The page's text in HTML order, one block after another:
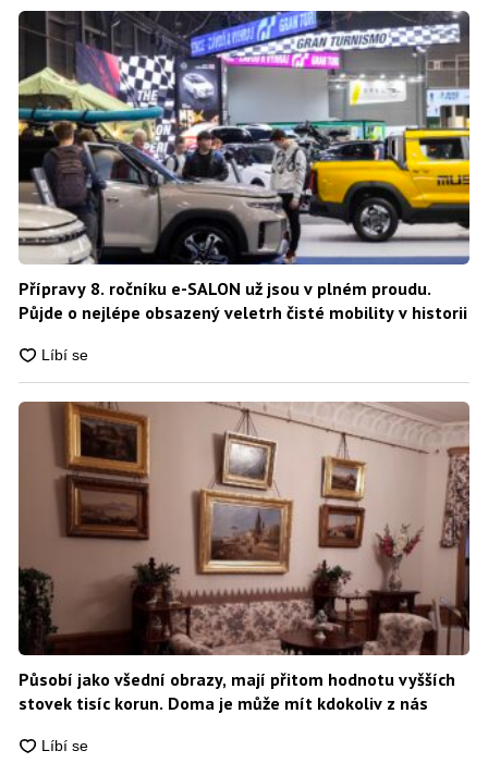
Přípravy 8. ročníku e-SALON už jsou v plném proudu.
Půjde o nejlépe obsazený veletrh čisté mobility v historii
Působí jako všední obrazy, mají přitom hodnotu vyšších
stovek tisíc korun. Doma je může mít kdokoliv z nás